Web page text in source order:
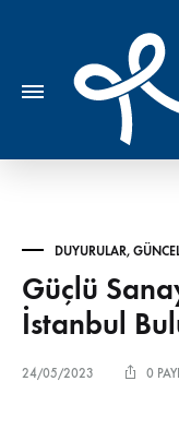
DUYURULAR,
Güçlü
İstanbul
24/05/2023 0